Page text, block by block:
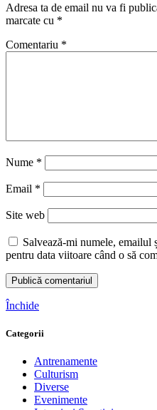
Adresa ta de email nu va fi
marcate cu *
Comentariu *
Nume *
Email *
Site web
Salvează-mi numele, emailul
pentru data viitoare când o să
Închide
Categorii
Antrenamente
Culturism
Diverse
Evenimente